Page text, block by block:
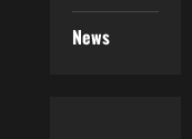
News